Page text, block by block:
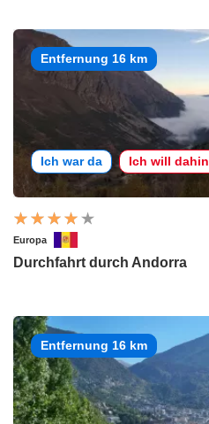
Entfernung 16 km
Ich war da Ich will dahin
Europa
Durchfahrt durch Andorra
Entfernung 16 km